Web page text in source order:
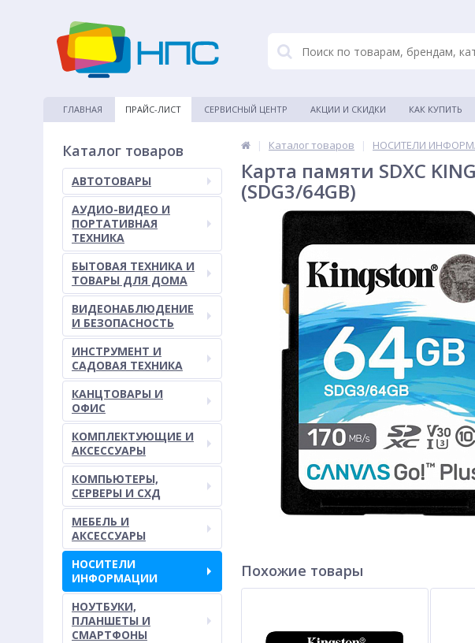
ГЛАВНАЯ ПРАЙС-ЛИСТ СЕРВИСНЫЙ ЦЕНТР АКЦИИ И СКИДКИ КАК КУПИТЬ
Каталог товаров
АВТОТОВАРЫ
АУДИО-ВИДЕО И
ПОРТАТИВНАЯ
ТЕХНИКА
БЫТОВАЯ ТЕХНИКА И
ТОВАРЫ ДЛЯ ДОМА
ВИДЕОНАБЛЮДЕНИЕ
И БЕЗОПАСНОСТЬ
ИНСТРУМЕНТ И
САДОВАЯ ТЕХНИКА
КАНЦТОВАРЫ И
ОФИС
КОМПЛЕКТУЮЩИЕ И
АКСЕССУАРЫ
КОМПЬЮТЕРЫ,
СЕРВЕРЫ И СХД
МЕБЕЛЬ И
АКСЕССУАРЫ
НОСИТЕЛИ
ИНФОРМАЦИИ
НОУТБУКИ,
ПЛАНШЕТЫ И
СМАРТФОНЫ
| Каталог товаров | НОСИТЕЛИ
Карта памяти SDXC
(SDG3/64GB)
Похожие товары